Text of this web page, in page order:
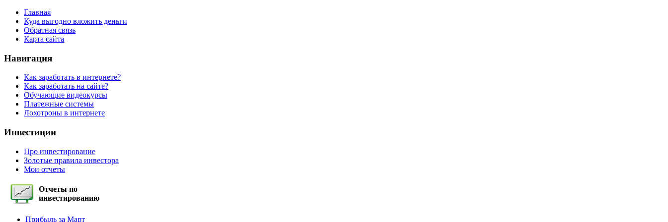
Главная
Куда выгодно вложить деньги
Обратная связь
Карта сайта
Навигация
Как заработать в интернете?
Как заработать на сайте?
Обучающие видеокурсы
Платежные системы
Лохотроны в интернете
Инвестиции
Про инвестирование
Золотые правила инвестора
Мои отчеты
Отчеты по
инвестированию
Прибыль за Март